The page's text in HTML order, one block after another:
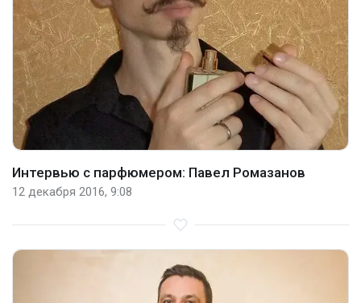
Интервью с парфюмером: Павел Ромазанов
12 декабря 2016, 9:08